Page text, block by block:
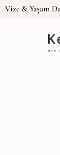
Vize & Yaşam